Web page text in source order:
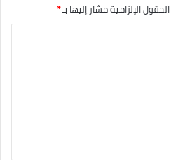
الحقول الإلزامية مشار إليها بـ*